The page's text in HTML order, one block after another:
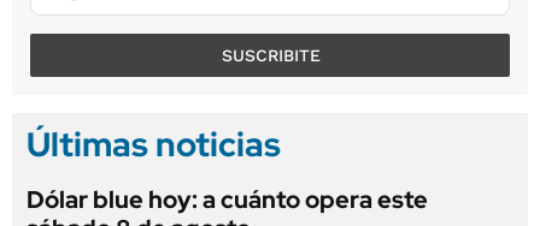
SUSCRIBITE
Últimas noticias
Dólar blue hoy: a cuánto opera este